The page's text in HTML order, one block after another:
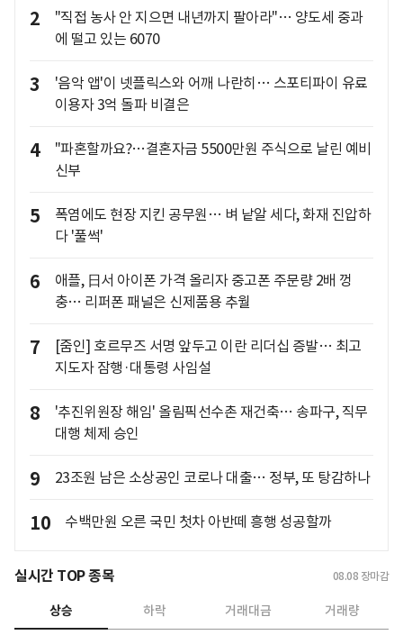
2
"직접 농사 안 지으면 내년까지 팔아라"… 양도세 중과
에 떨고 있는 6070
3
'음악 앱'이 넷플릭스와 어깨 나란히… 스포티파이 유료
이용자 3억 돌파 비결은
4
"파혼할까요?…결혼자금 5500만원 주식으로 날린 예비
신부
5
폭염에도 현장 지킨 공무원… 벼 낱알 세다, 화재 진압하
다 '풀썩'
6
애플, 日서 아이폰 가격 올리자 중고폰 주문량 2배 껑
충… 리퍼폰 패널은 신제품용 추월
7
[줌인] 호르무즈 서명 앞두고 이란 리더십 증발… 최고
지도자 잠행·대통령 사임설
8
'추진위원장 해임' 올림픽선수촌 재건축… 송파구, 직무
대행 체제 승인
9 23조원 남은 소상공인 코로나 대출… 정부, 또 탕감하나
10 수백만원 오른 국민 첫차 아반떼 흥행 성공할까
실시간 TOP 종목 08.08 장마감
상승 하락 거래대금 거래량